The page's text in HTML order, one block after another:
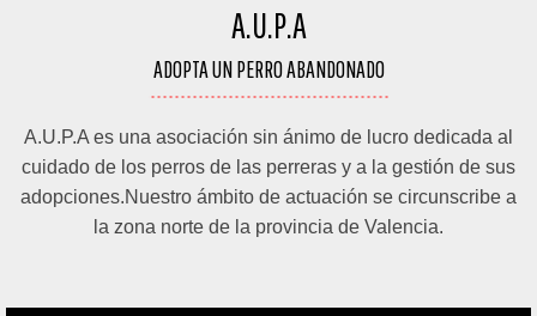
A.U.P.A
ADOPTA UN PERRO ABANDONADO
A.U.P.A es una asociación sin ánimo de lucro dedicada al
cuidado de los perros de las perreras y a la gestión de sus
adopciones.Nuestro ámbito de actuación se circunscribe a
la zona norte de la provincia de Valencia.